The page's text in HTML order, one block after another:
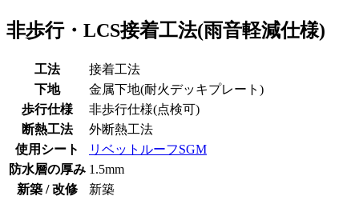
非歩行・LCS接着工法(雨音軽減仕様)
工法
接着工法
下地
金属下地(耐火デッキプレート)
歩行仕様
非歩行仕様(点検可)
断熱工法
外断熱工法
使用シート
リベットルーフSGM
防水層の厚み 1.5mm
新築 / 改修
新築